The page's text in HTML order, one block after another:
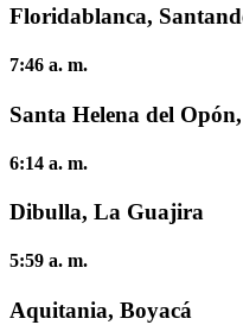
Floridablanca,
7:46 a. m.
Santa Helena del
6:14 a. m.
Dibulla, La Guajira
5:59 a. m.
Aquitania, Boyacá